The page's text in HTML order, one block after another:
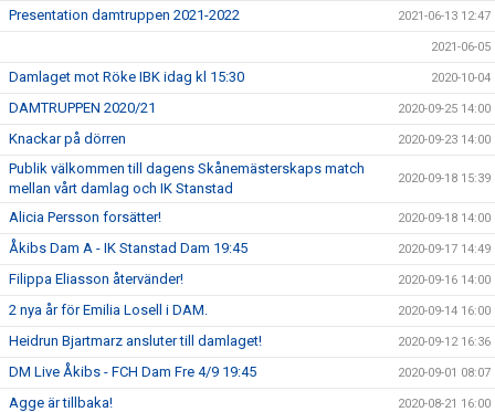
Presentation damtruppen 2021-2022 2021-06-13 12:47
2021-06-05
Damlaget mot Röke IBK idag kl 15:30 2020-10-04
DAMTRUPPEN 2020/21 2020-09-25 14:00
Knackar på dörren 2020-09-23 14:00
Publik välkommen till dagens Skånemästerskaps match
mellan vårt damlag och IK Stanstad
2020-09-18 15:39
Alicia Persson forsätter! 2020-09-18 14:00
Åkibs Dam A - IK Stanstad Dam 19:45 2020-09-17 14:49
Filippa Eliasson återvänder! 2020-09-16 14:00
2 nya år för Emilia Losell i DAM. 2020-09-14 16:00
Heidrun Bjartmarz ansluter till damlaget! 2020-09-12 16:36
DM Live Åkibs - FCH Dam Fre 4/9 19:45 2020-09-01 08:07
Agge är tillbaka! 2020-08-21 16:00